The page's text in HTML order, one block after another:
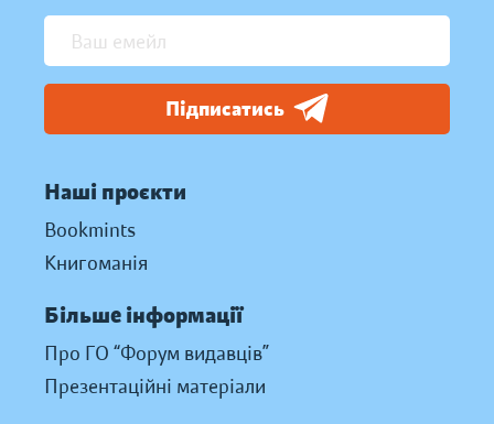
Підписатись
Наші проєкти
Bookmints
Книгоманія
Більше інформації
Про ГО “Форум видавців”
Презентаційні матеріали